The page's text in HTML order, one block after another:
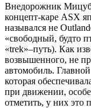
Внедорожник
концепт-каре ASX
назывался не
«свободный, будто
«trek»–путь). Как
возвышенного, не
автомобиль.
которая
при движении,
отметить, у них это